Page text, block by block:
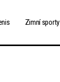
Zimní sporty